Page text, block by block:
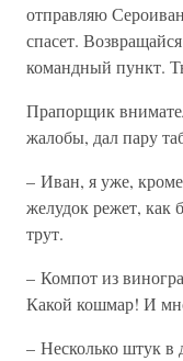
отправляю
спасет.
командный пункт.
Прапорщик
жалобы, дал пару
– Иван, я уже,
желудок режет, как
трут.
– Компот из
Какой кошмар! И
– Несколько штук